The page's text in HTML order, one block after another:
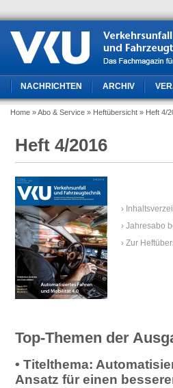
NACHRICHTEN ARCHIV
Home » Abo & Service » Heftübersicht » Heft 4/
Heft 4/2016
›
› Jahresabo
› Zur
Top-Themen der
• Titelthema:
Ansatz für einen